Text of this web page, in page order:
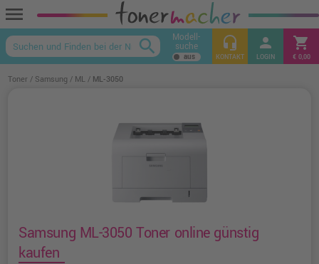
menu
keyboard_arrow_up
search Modell-
suche headset_mic
KONTAKT
person
LOGIN
shopping_cart
€ 0,00
Toner Samsung ML ML-3050
Samsung ML-3050 Toner online günstig
kaufen